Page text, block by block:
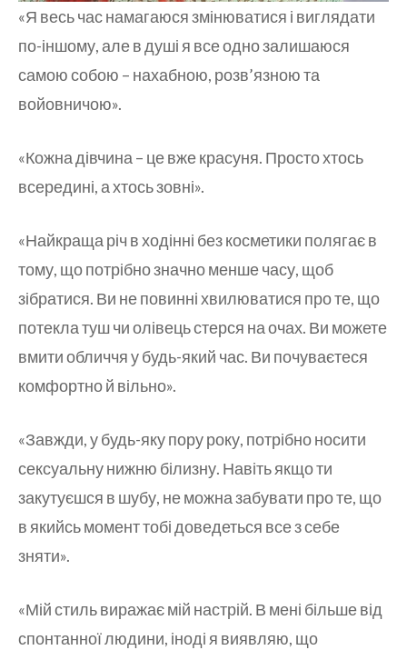
«Я весь час намагаюся змінюватися і виглядати
по-іншому, але в душі я все одно залишаюся
самою собою – нахабною, розв’язною та
войовничою».
«Кожна дівчина – це вже красуня. Просто хтось
всередині, а хтось зовні».
«Найкраща річ в ходінні без косметики полягає в
тому, що потрібно значно менше часу, щоб
зібратися. Ви не повинні хвилюватися про те, що
потекла туш чи олівець стерся на очах. Ви можете
вмити обличчя у будь-який час. Ви почуваєтеся
комфортно й вільно».
«Завжди, у будь-яку пору року, потрібно носити
сексуальну нижню білизну. Навіть якщо ти
закутуєшся в шубу, не можна забувати про те, що
в якийсь момент тобі доведеться все з себе
зняти».
«Мій стиль виражає мій настрій. В мені більше від
спонтанної людини, іноді я виявляю, що